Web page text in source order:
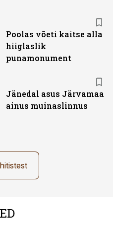
Poolas võeti kaitse alla
hiiglaslik
punamonument
Jänedal asus Järvamaa
ainus muinaslinnus